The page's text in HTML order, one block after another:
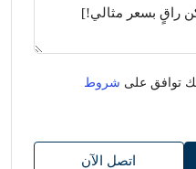
توافق على شروط
اتصل الآن